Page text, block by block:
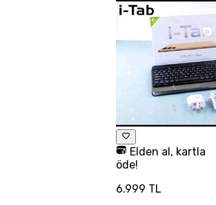
Elden al, kartla
öde!
6.999 TL